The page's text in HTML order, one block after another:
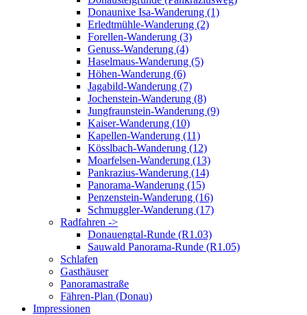
Donaunixe Isa-Wanderung (1)
Erledtmühle-Wanderung (2)
Forellen-Wanderung (3)
Genuss-Wanderung (4)
Haselmaus-Wanderung (5)
Höhen-Wanderung (6)
Jagabild-Wanderung (7)
Jochenstein-Wanderung (8)
Jungfraunstein-Wanderung (9)
Kaiser-Wanderung (10)
Kapellen-Wanderung (11)
Kösslbach-Wanderung (12)
Moarfelsen-Wanderung (13)
Pankrazius-Wanderung (14)
Panorama-Wanderung (15)
Penzenstein-Wanderung (16)
Schmuggler-Wanderung (17)
Radfahren ->
Donauengtal-Runde (R1.03)
Sauwald Panorama-Runde (R1.05)
Schlafen
Gasthäuser
Panoramastraße
Fähren-Plan (Donau)
Impressionen